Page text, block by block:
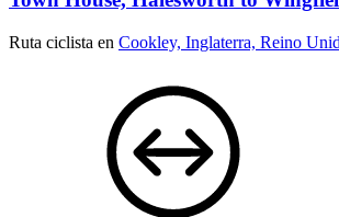
Ruta ciclista en Cookley, Inglaterra, Reino